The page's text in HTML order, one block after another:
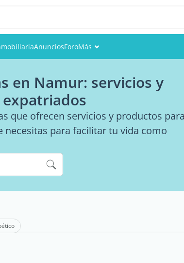
AnunciosForoMás
Miembros
Fotos
en Namur: servicios y
que ofrecen servicios y productos para
para facilitar tu vida como